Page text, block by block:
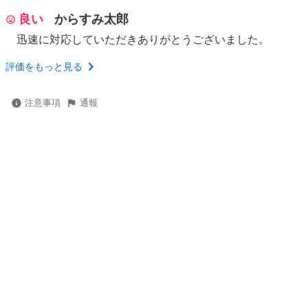
良い
からすみ太郎
迅速に対応していただきありがとうございました。
評価をもっと見る
注意事項 通報